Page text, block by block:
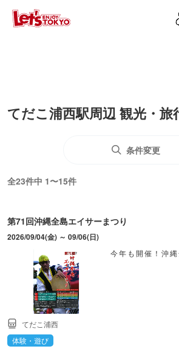
てだこ浦西駅周辺 観光・旅
条件変更
全23件中 1〜15件
第71回沖縄全島エイサーまつり
2026/09/04(金) ～ 09/06(日)
今年も開催！沖
てだこ浦西
体験・遊び